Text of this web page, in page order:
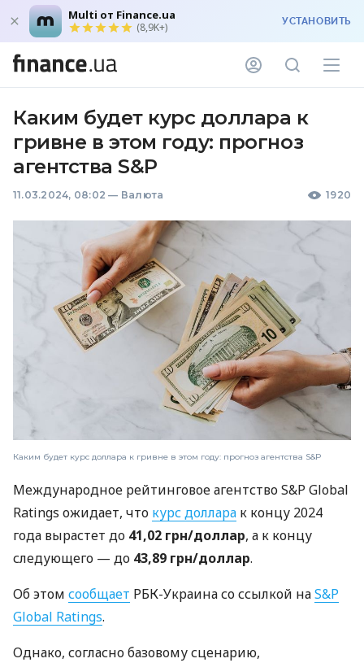
Multi от Finance.ua
(8,9K+) УСТАНОВИТЬ
Каким будет курс доллара к
гривне в этом году: прогноз
агентства S&P
11.03.2024, 08:02 — Валюта 1920
Каким будет курс доллара к гривне в этом году: прогноз агентства S&P
Международное рейтинговое агентство S&P Global
Ratings ожидает, что курс доллара к концу 2024
года вырастет до 41,02 грн/доллар, а к концу
следующего — до 43,89 грн/доллар.
Об этом сообщает РБК-Украина со ссылкой наS&P
Global Ratings.
Однако, согласно базовому сценарию,